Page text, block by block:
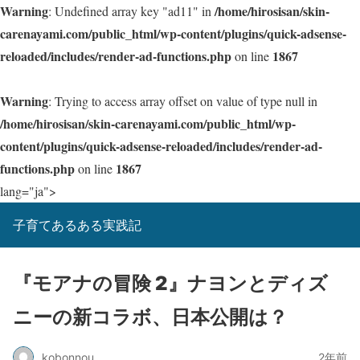
Warning: Undefined array key "ad11" in /home/hirosisan/skin-
carenayami.com/public_html/wp-content/plugins/quick-adsense-
reloaded/includes/render-ad-functions.phpon line 1867
Warning: Trying to access array offset on value of type null in
/home/hirosisan/skin-carenayami.com/public_html/wp-
content/plugins/quick-adsense-reloaded/includes/render-ad-
functions.phpon line 1867
lang="ja">
子育てあるある実践記
『モアナの冒険 2』ナヨンとディズ
ニーの新コラボ、日本公開は？
kobonnou 2年前